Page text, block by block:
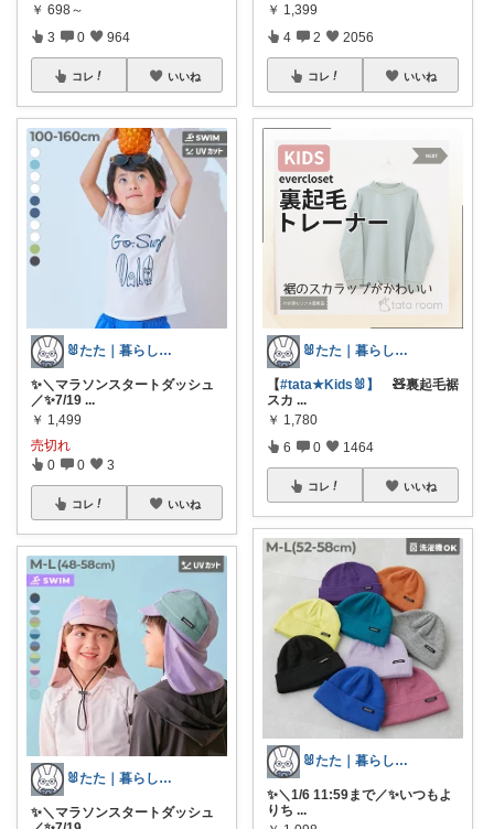
￥ 698～
3 0 964
コレ いいね
🐰たた｜暮らしと子育て
✨＼マラソンスタートダッシュ
／✨7/19 ...
￥ 1,499
売切れ
0 0 3
コレ いいね
🐰たた｜暮らしと子育て
✨＼マラソンスタートダッシュ
￥ 1,399
4 2 2056
コレ いいね
🐰たた｜暮らしと子育て
【#tata★Kids🐰】
🧸裏起毛裾
スカ ...
￥ 1,780
6 0 1464
コレ いいね
🐰たた｜暮らしと子育て
✨＼1/6 11:59まで／✨いつもよ
りち ...